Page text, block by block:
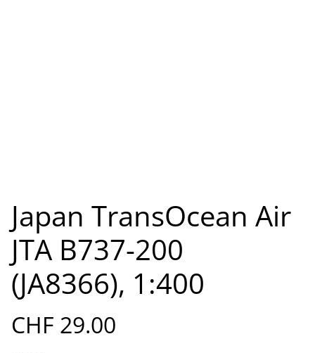
Japan TransOcean Air
JTA B737-200
(JA8366), 1:400
CHF 29.00